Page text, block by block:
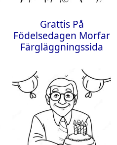
Grattis På
Födelsedagen Morfar
Färgläggningssida